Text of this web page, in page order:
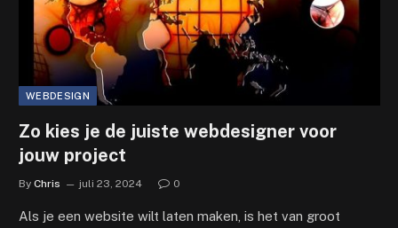
WEBDESIGN
Zo kies je de juiste webdesigner voor
jouw project
By Chris juli 23, 2024 0
Als je een website wilt laten maken, is het van groot